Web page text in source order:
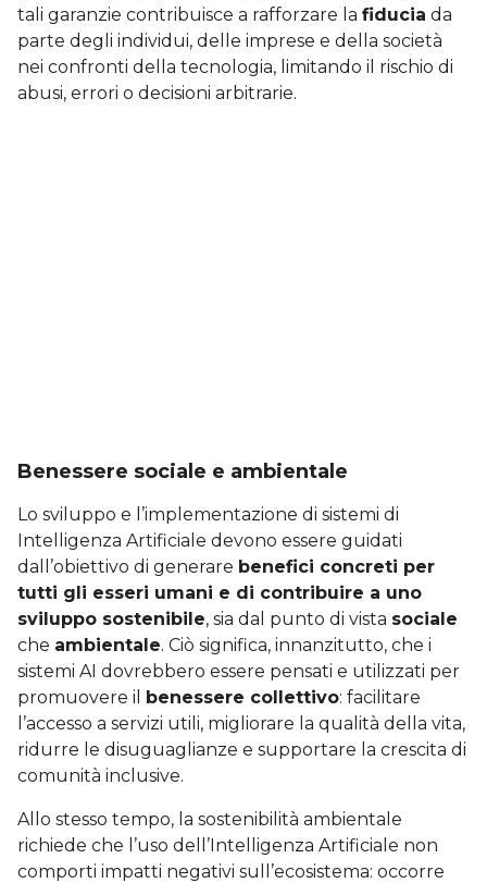
tali garanzie contribuisce a rafforzare la fiducia da
parte degli individui, delle imprese e della società
nei confronti della tecnologia, limitando il rischio di
abusi, errori o decisioni arbitrarie.
Benessere sociale e ambientale
Lo sviluppo e l’implementazione di sistemi di
Intelligenza Artificiale devono essere guidati
dall’obiettivo di generare benefici concreti per
tutti gli esseri umani e di contribuire a uno
sviluppo sostenibile, sia dal punto di vista sociale
che ambientale. Ciò significa, innanzitutto, che i
sistemi AI dovrebbero essere pensati e utilizzati per
promuovere il benessere collettivo: facilitare
l’accesso a servizi utili, migliorare la qualità della vita,
ridurre le disuguaglianze e supportare la crescita di
comunità inclusive.
Allo stesso tempo, la sostenibilità ambientale
richiede che l’uso dell’Intelligenza Artificiale non
comporti impatti negativi sull’ecosistema: occorre